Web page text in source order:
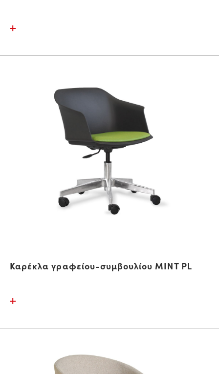
Καρέκλα γραφείου-συμβουλίου MINT PL